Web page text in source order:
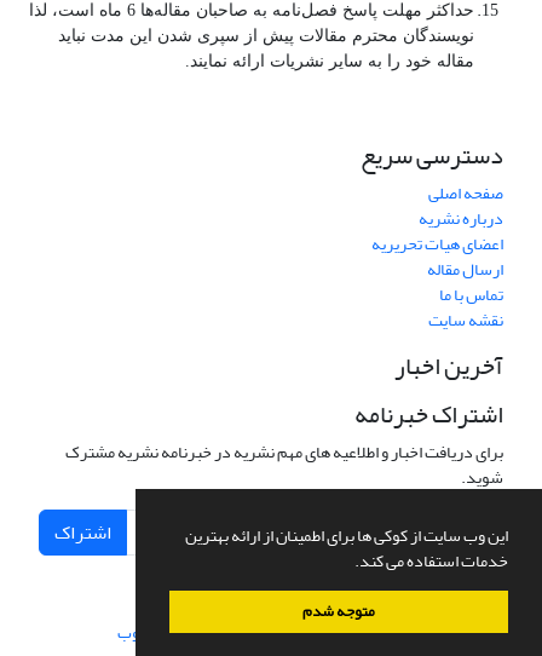
این وب سایت از کوکی ها برای اطمینان از ارائه بهترین
خدمات استفاده می کند.
متوجه شدم
حداکثر مهلت پاسخ فصل‌نامه به صاحبان مقاله‌ها 6 ماه است، لذا
نویسندگان محترم مقالات پیش از سپری شدن این مدت نباید
مقاله خود را به سایر نشریات ارائه نمایند.
دسترسی سریع
صفحه اصلی
درباره نشریه
اعضای هیات تحریریه
ارسال مقاله
تماس با ما
نقشه سایت
آخرین اخبار
اشتراک خبرنامه
برای دریافت اخبار و اطلاعیه های مهم نشریه در خبرنامه نشریه مشترک
شوید.
اشتراک
سامانه مدیریت نشریات علمی.طراحی و پیاده سازی از سیناوب